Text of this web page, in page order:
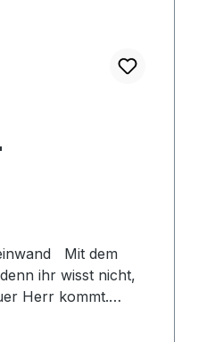
Mit dem
ihr wisst nicht,
Herr kommt.